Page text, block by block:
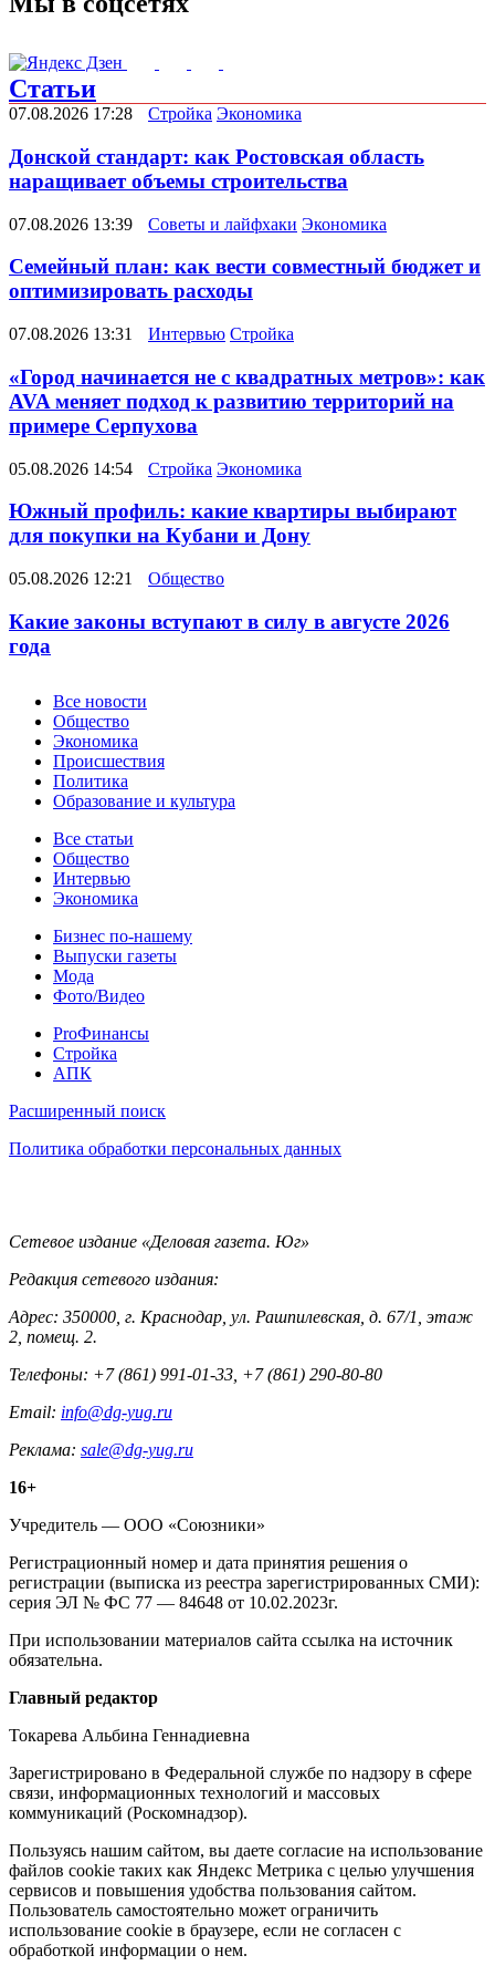
Статьи
07.08.2026 17:28 Стройка Экономика
Донской стандарт: как Ростовская область
наращивает объемы строительства
07.08.2026 13:39 Советы и лайфхаки Экономика
Семейный план: как вести совместный бюджет и
оптимизировать расходы
07.08.2026 13:31 Интервью Стройка
«Город начинается не с квадратных метров»: как
AVA меняет подход к развитию территорий на
примере Серпухова
05.08.2026 14:54 Стройка Экономика
Южный профиль: какие квартиры выбирают
для покупки на Кубани и Дону
05.08.2026 12:21 Общество
Какие законы вступают в силу в августе 2026
года
Новости
Все новости
Общество
Экономика
Происшествия
Политика
Образование и культура
Статьи
Все статьи
Общество
Интервью
Экономика
Разное
Бизнес по-нашему
Выпуски газеты
Мода
Фото/Видео
Pro
ProФинансы
Стройка
АПК
Информация
Расширенный поиск
Политика обработки персональных данных
Контакты
Сетевое издание «Деловая газета. Юг»
Редакция сетевого издания:
Адрес: 350000, г. Краснодар, ул. Рашпилевская, д. 67/1, этаж
2, помещ. 2.
Телефоны: +7 (861) 991-01-33, +7 (861) 290-80-80
Email: info@dg-yug.ru
Реклама: sale@dg-yug.ru
Информация
о
издании
16+
Учредитель — ООО «Союзники»
Регистрационный номер и дата принятия решения о
регистрации (выписка из реестра зарегистрированных СМИ):
серия ЭЛ № ФС 77 — 84648 от 10.02.2023г.
При использовании материалов сайта ссылка на источник
обязательна.
Редакция
Главный редактор
Токарева Альбина Геннадиевна
Зарегистрировано в Федеральной службе по надзору в сфере
связи, информационных технологий и массовых
коммуникаций (Роскомнадзор).
Политика
cookie
Пользуясь нашим сайтом, вы даете согласие на использование
файлов cookie таких как Яндекс Метрика с целью улучшения
сервисов и повышения удобства пользования сайтом.
Пользователь самостоятельно может ограничить
использование cookie в браузере, если не согласен с
обработкой информации о нем.